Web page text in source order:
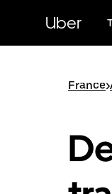
principal
Uber
France>